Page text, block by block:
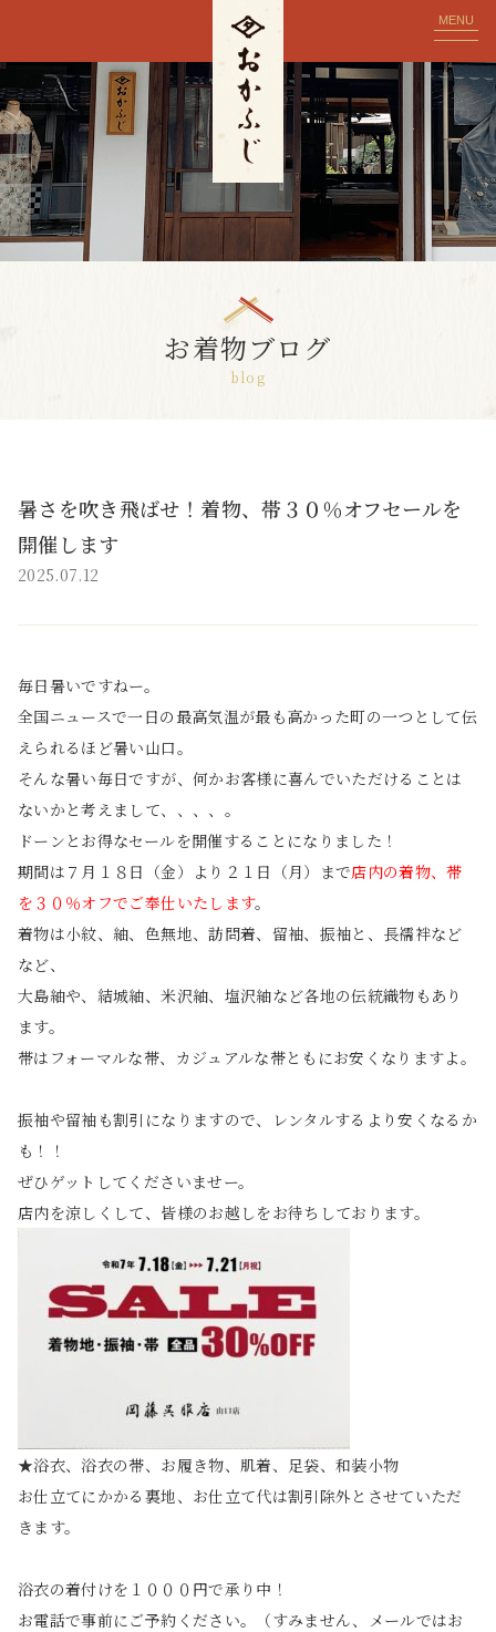
MENU
お着物ブログ
blog
暑さを吹き飛ばせ！着物、帯３０％オフセールを
開催します
2025.07.12
毎日暑いですねー。
全国ニュースで一日の最高気温が最も高かった町の一つとして伝
えられるほど暑い山口。
そんな暑い毎日ですが、何かお客様に喜んでいただけることは
ないかと考えまして、、、、。
ドーンとお得なセールを開催することになりました！
期間は７月１８日（金）より２１日（月）まで店内の着物、帯
を３０％オフでご奉仕いたします。
着物は小紋、紬、色無地、訪問着、留袖、振袖と、長襦袢など
など、
大島紬や、結城紬、米沢紬、塩沢紬など各地の伝統織物もあり
ます。
帯はフォーマルな帯、カジュアルな帯ともにお安くなりますよ。
振袖や留袖も割引になりますので、レンタルするより安くなるか
も！！
ぜひゲットしてくださいませー。
店内を涼しくして、皆様のお越しをお待ちしております。
★浴衣、浴衣の帯、お履き物、肌着、足袋、和装小物
お仕立てにかかる裏地、お仕立て代は割引除外とさせていただ
きます。
浴衣の着付けを１０００円で承り中！
お電話で事前にご予約ください。（すみません、メールではお